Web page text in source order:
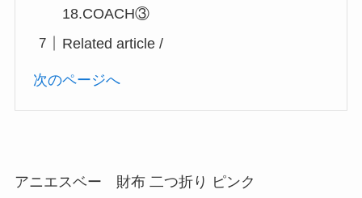
18.COACH③
Related article /
次のページへ
アニエスベー 財布 二つ折り ピンク